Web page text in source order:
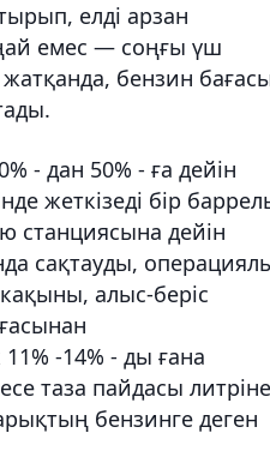
елді арзан
емес — соңғы үш
бензин
- дан 50% - ға дейін
жеткізеді бір
станциясына дейін
сақтауды,
алыс-беріс
-14% - ды ғана
таза пайдасы литріне
бензинге деген